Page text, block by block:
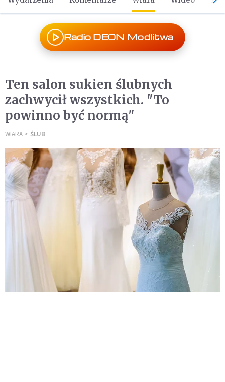
Radio DEON Modlitwa
Ten salon sukien ślubnych
zachwycił wszystkich. "To
powinno być normą"
WIARA ŚLUB